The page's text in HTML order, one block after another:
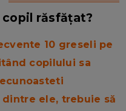
copil răsfățat?
10 greseli pe
copilului sa
ele, trebuie să